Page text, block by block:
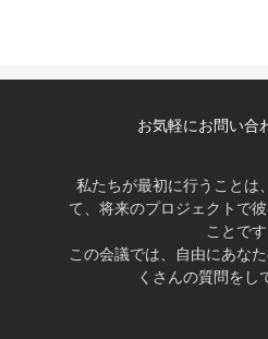
お気軽にお問い合
私たちが最初に行うことは
て、将来のプロジェクトで
ことです
この会議では、自由にあな
くさんの質問をし